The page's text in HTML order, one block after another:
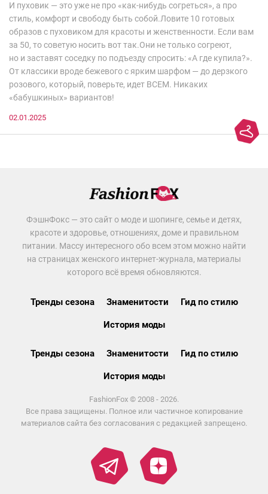
И пуховик — это уже не про «как-нибудь согреться», а про
стиль, комфорт и свободу быть собой.Ловите 10 готовых
образов с пуховиком для красоты и женственности. Если вам
за 50, то советую носить вот так.Они не только согреют,
но и заставят соседку по подъезду спросить: «А где купила?».
От классики вроде бежевого с ярким шарфом — до дерзкого
розового, который, поверьте, идет ВСЕМ. Никаких
«бабушкиных» вариантов!
02.01.2025
ФэшнФокс — это сайт о моде и шопинге, семье и детях,
красоте и здоровье, отношениях, доме и правильном
питании. Массу интересного обо всем этом можно найти
на страницах женского интернет-журнала, материалы
которого всё время обновляются.
Тренды сезона Знаменитости Гид по стилю
История моды
Тренды сезона Знаменитости Гид по стилю
История моды
FashionFox © 2008 - 2026.
Все права защищены. Полное или частичное копирование
материалов сайта без согласования с редакцией запрещено.